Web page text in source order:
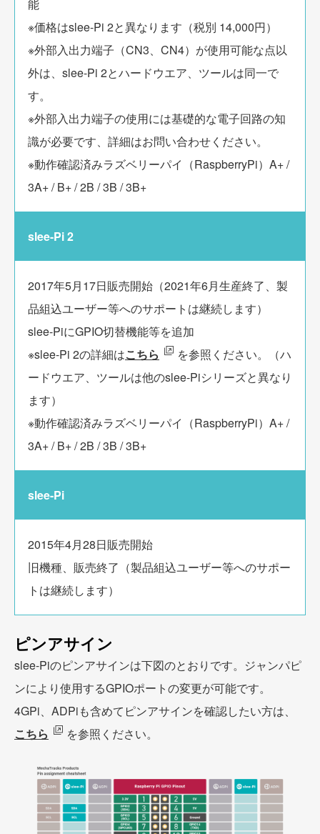
能
※価格はslee-Pi 2と異なります（税別 14,000円）
※外部入出力端子（CN3、CN4）が使用可能な点以
外は、slee-Pi 2とハードウエア、ツールは同一で
す。
※外部入出力端子の使用には基礎的な電子回路の知
識が必要です、詳細はお問い合わせください。
※動作確認済みラズベリーパイ（RaspberryPi）A+ /
3A+ / B+ / 2B / 3B / 3B+
slee-Pi 2
2017年5月17日販売開始（2021年6月生産終了、製
品組込ユーザー等へのサポートは継続します）
slee-PiにGPIO切替機能等を追加
※slee-Pi 2の詳細はこちら
を参照ください。（ハ
ードウエア、ツールは他のslee-Piシリーズと異なり
ます）
※動作確認済みラズベリーパイ（RaspberryPi）A+ /
3A+ / B+ / 2B / 3B / 3B+
slee-Pi
2015年4月28日販売開始
旧機種、販売終了（製品組込ユーザー等へのサポー
トは継続します）
ピンアサイン
slee-Piのピンアサインは下図のとおりです。ジャンパピ
ンにより使用するGPIOポートの変更が可能です。
4GPi、ADPiも含めてピンアサインを確認したい方は、
こちら
を参照ください。